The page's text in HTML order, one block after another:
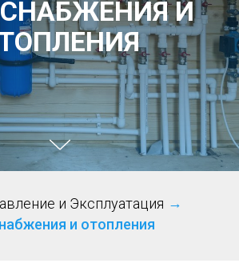
И
и Эксплуатация →
и отопления